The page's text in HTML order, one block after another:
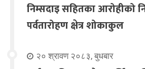
निम्सदाइ सहितका आरोहीको
पर्वतारोहण क्षेत्र शोकाकुल
२० श्रावण २०८३, बुधबार